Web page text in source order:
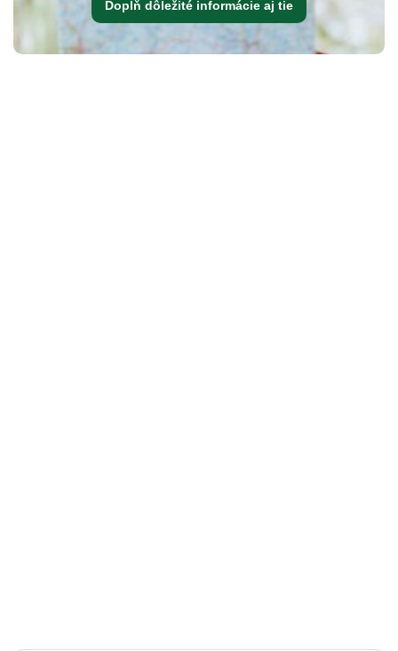
Doplň dôležité informácie aj tie